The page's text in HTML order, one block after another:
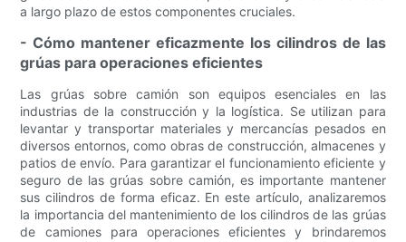
a largo plazo de estos componentes cruciales.
- Cómo mantener eficazmente los cilindros de las
grúas para operaciones eficientes
Las grúas sobre camión son equipos esenciales en las
industrias de la construcción y la logística. Se utilizan para
levantar y transportar materiales y mercancías pesados ​​en
diversos entornos, como obras de construcción, almacenes y
patios de envío. Para garantizar el funcionamiento eficiente y
seguro de las grúas sobre camión, es importante mantener
sus cilindros de forma eficaz. En este artículo, analizaremos
la importancia del mantenimiento de los cilindros de las grúas
de camiones para operaciones eficientes y brindaremos